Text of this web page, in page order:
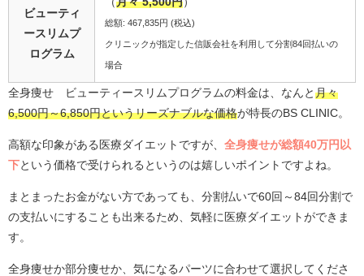
ビューティ
ースリムプ
ログラム
総額: 467,835円 (税込)
クリニックが指定した信販会社を利用して分割84回払いの
場合
全身痩せ ビューティースリムプログラムの料金は、なんと月々
6,500円～6,850円というリーズナブルな価格が特長のBS CLINIC。
高額な印象がある医療ダイエットですが、 全身痩せが総額40万円以
下という価格で受けられるというのは嬉しいポイントですよね。
まとまったお金がない方であっても、分割払いで60回～84回分割で
の支払いにすることも出来るため、気軽に医療ダイエットができま
す。
全身痩せか部分痩せか、気になるパーツに合わせて選択してくださ